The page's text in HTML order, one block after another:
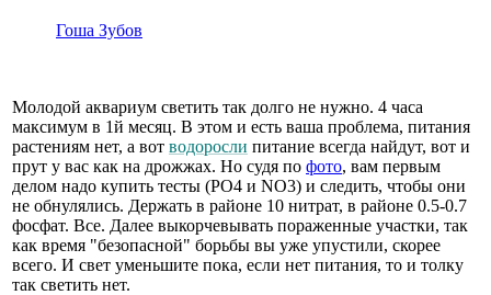
Гоша Зубов
Молодой аквариум светить так долго не нужно. 4 часа
максимум в 1й месяц. В этом и есть ваша проблема, питания
растениям нет, а вот водоросли питание всегда найдут, вот и
прут у вас как на дрожжах. Но судя по фото, вам первым
делом надо купить тесты (PO4 и NO3) и следить, чтобы они
не обнулялись. Держать в районе 10 нитрат, в районе 0.5-0.7
фосфат. Все. Далее выкорчевывать пораженные участки, так
как время "безопасной" борьбы вы уже упустили, скорее
всего. И свет уменьшите пока, если нет питания, то и толку
так светить нет.